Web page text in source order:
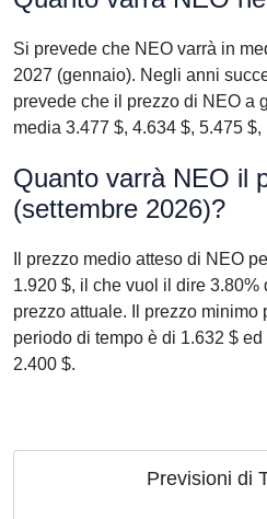
Si prevede che NEO varrà in
2027 (gennaio). Negli anni
prevede che il prezzo di NEO a
media 3.477 $, 4.634 $, 5.475
Quanto varrà NEO il
(settembre 2026)?
Il prezzo medio atteso di NEO
1.920 $, il che vuol il dire 3.80%
prezzo attuale. Il prezzo minimo
periodo di tempo è di 1.632 $
2.400 $.
Previsioni di